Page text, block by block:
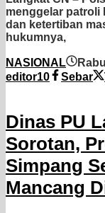
menggelar patroli
dan ketertiban
hukumnya,
NASIONAL
editor10
Sebar
Dinas PU
Sorotan,
Simpang
Mancang